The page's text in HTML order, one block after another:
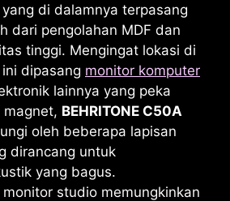
yang di dalamnya terpasang
dari pengolahan MDF dan
tinggi. Mengingat lokasi di
dipasang monitor komputer
lainnya yang peka
BEHRITONE C50A
oleh beberapa lapisan
dirancang untuk
yang bagus.
monitor studio memungkinkan